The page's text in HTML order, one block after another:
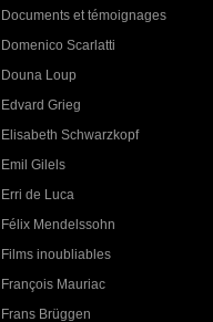
Documents et témoignages
Domenico Scarlatti
Douna Loup
Edvard Grieg
Elisabeth Schwarzkopf
Emil Gilels
Erri de Luca
Félix Mendelssohn
Films inoubliables
François Mauriac
Frans Brüggen